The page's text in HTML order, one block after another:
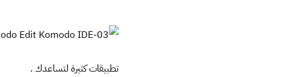
تطبيقات كثيرة لتساعدك .